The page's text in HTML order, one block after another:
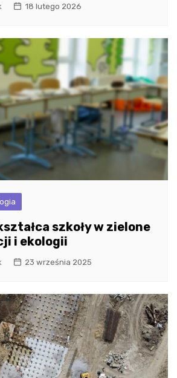
18 lutego 2026
szkoły w zielone
i ekologii
23 września 2025